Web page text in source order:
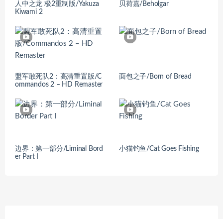
人中之龙 极2重制版/Yakuza
Kiwami 2
贝荷嘉/Beholgar
盟军敢死队2：高清重置版/C
ommandos 2 – HD Remaster
面包之子/Born of Bread
边界：第一部分/Liminal Bord
er Part I
小猫钓鱼/Cat Goes Fishing